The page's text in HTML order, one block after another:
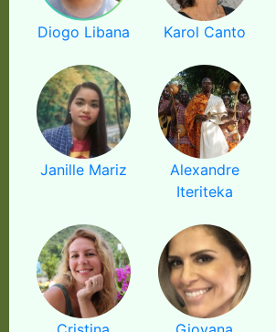
Diogo Libana Karol Canto
Janille Mariz
Alexandre
Iteriteka